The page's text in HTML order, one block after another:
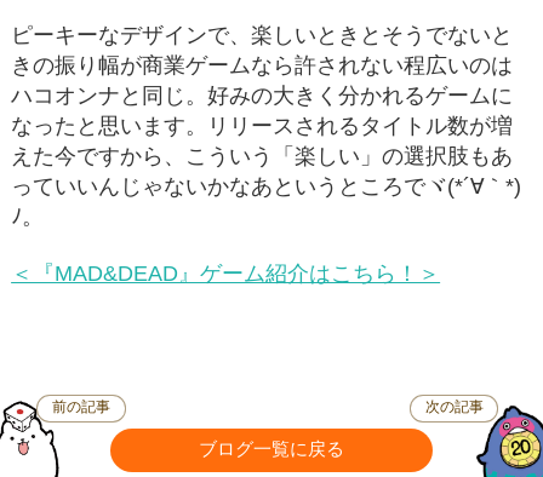
ピーキーなデザインで、楽しいときとそうでないと
きの振り幅が商業ゲームなら許されない程広いのは
ハコオンナと同じ。好みの大きく分かれるゲームに
なったと思います。リリースされるタイトル数が増
えた今ですから、こういう「楽しい」の選択肢もあ
っていいんじゃないかなあというところでヾ(*´∀｀*)
ﾉ。
＜『MAD&DEAD』ゲーム紹介はこちら！＞
前の記事
ブログ一覧に戻る
次の記事